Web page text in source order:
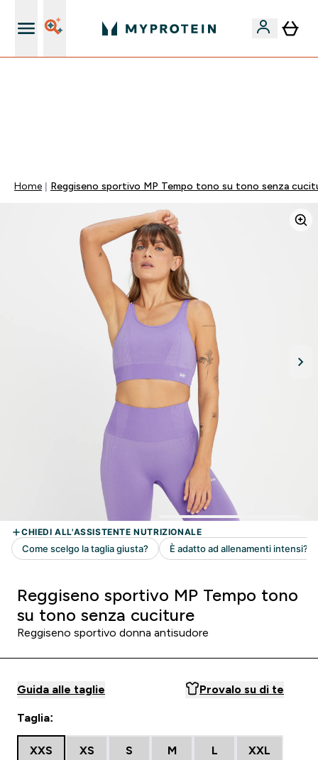
Home Reggiseno sportivo MP Tempo tono su tono senza
Reggiseno sportivo MP Tempo tono
su tono senza cuciture
Reggiseno sportivo donna antisudore
Guida alle taglie Provalo su di te
Taglia:
XXS XS S M L XXL